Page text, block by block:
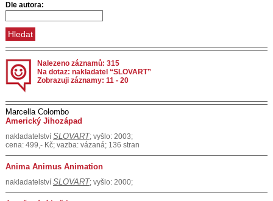
Dle autora:
Nalezeno záznamů: 315
Na dotaz: nakladatel “SLOVART”
Zobrazuji záznamy: 11 - 20
Marcella Colombo
Americký Jihozápad
nakladatelství SLOVART; vyšlo: 2003;
cena: 499,- Kč; vazba: vázaná; 136 stran
Anima Animus Animation
nakladatelství SLOVART; vyšlo: 2000;